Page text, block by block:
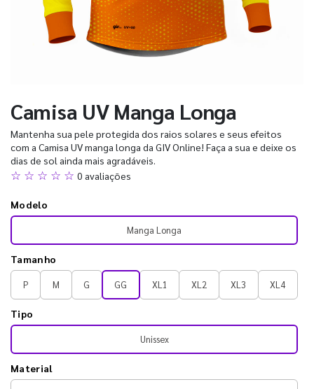
Camisa UV Manga Longa
Mantenha sua pele protegida dos raios solares e seus efeitos
com a Camisa UV manga longa da GIV Online! Faça a sua e deixe os
dias de sol ainda mais agradáveis.
☆ ☆ ☆ ☆ ☆ 0 avaliações
Modelo
Manga Longa
Tamanho
P M G GG XL1 XL2 XL3 XL4
Tipo
Unissex
Material